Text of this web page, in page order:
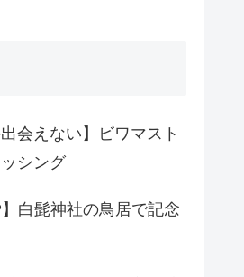
会えない】ビワマスト
シング
】白髭神社の鳥居で記念